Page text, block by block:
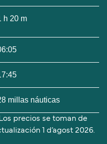
h 20 m
millas náuticas
precios se toman de
1 d’agost 2026.